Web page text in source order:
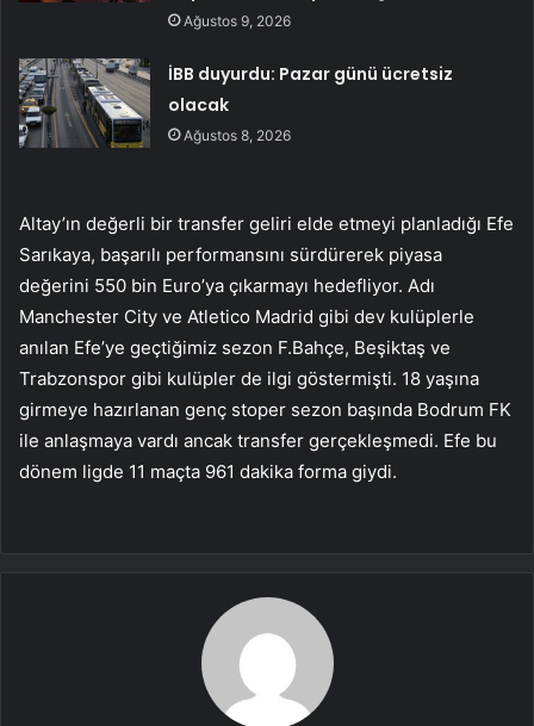
Ağustos 9, 2026
İBB duyurdu: Pazar günü ücretsiz
olacak
Ağustos 8, 2026
Altay’ın değerli bir transfer geliri elde etmeyi planladığı Efe
Sarıkaya, başarılı performansını sürdürerek piyasa
değerini 550 bin Euro’ya çıkarmayı hedefliyor. Adı
Manchester City ve Atletico Madrid gibi dev kulüplerle
anılan Efe’ye geçtiğimiz sezon F.Bahçe, Beşiktaş ve
Trabzonspor gibi kulüpler de ilgi göstermişti. 18 yaşına
girmeye hazırlanan genç stoper sezon başında Bodrum FK
ile anlaşmaya vardı ancak transfer gerçekleşmedi. Efe bu
dönem ligde 11 maçta 961 dakika forma giydi.